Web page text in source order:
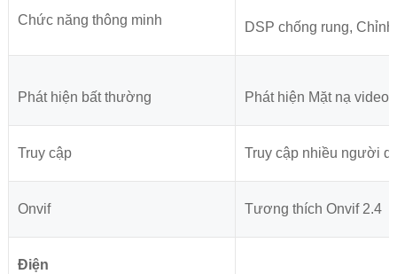
Chức năng thông minh DSP chống rung,
Phát hiện bất thường Phát hiện Mặt nạ
Truy cập Truy cập nhiều người
Onvif Tương thích Onvif 2.4
Điện